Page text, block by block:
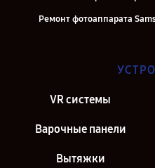
Ремонт фотоаппарата
VR системы
Варочные панели
Вытяжки